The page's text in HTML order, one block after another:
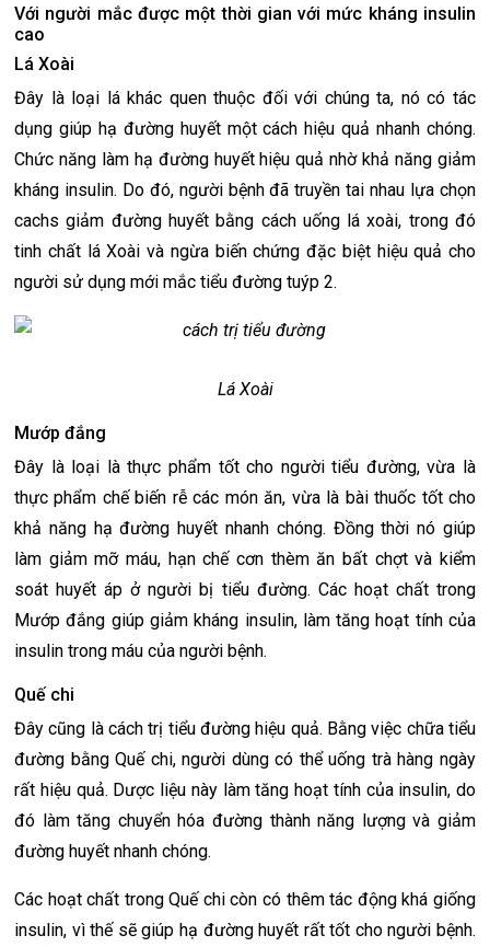
Với người mắc được một thời gian với mức kháng insulin
cao
Lá Xoài
Đây là loại lá khác quen thuộc đối với chúng ta, nó có tác
dụng giúp hạ đường huyết một cách hiệu quả nhanh chóng.
Chức năng làm hạ đường huyết hiệu quả nhờ khả năng giảm
kháng insulin. Do đó, người bệnh đã truyền tai nhau lựa chọn
cachs giảm đường huyết bằng cách uống lá xoài, trong đó
tinh chất lá Xoài và ngừa biến chứng đặc biệt hiệu quả cho
người sử dụng mới mắc tiểu đường tuýp 2.
Lá Xoài
Mướp đắng
Đây là loại là thực phẩm tốt cho người tiểu đường, vừa là
thực phẩm chế biến rễ các món ăn, vừa là bài thuốc tốt cho
khả năng hạ đường huyết nhanh chóng. Đồng thời nó giúp
làm giảm mỡ máu, hạn chế cơn thèm ăn bất chợt và kiểm
soát huyết áp ở người bị tiểu đường. Các hoạt chất trong
Mướp đắng giúp giảm kháng insulin, làm tăng hoạt tính của
insulin trong máu của người bệnh.
Quế chi
Đây cũng là cách trị tiểu đường hiệu quả. Bằng việc chữa tiểu
đường bằng Quế chi, người dùng có thể uống trà hàng ngày
rất hiệu quả. Dược liệu này làm tăng hoạt tính của insulin, do
đó làm tăng chuyển hóa đường thành năng lượng và giảm
đường huyết nhanh chóng.
Các hoạt chất trong Quế chi còn có thêm tác động khá giống
insulin, vì thế sẽ giúp hạ đường huyết rất tốt cho người bệnh.